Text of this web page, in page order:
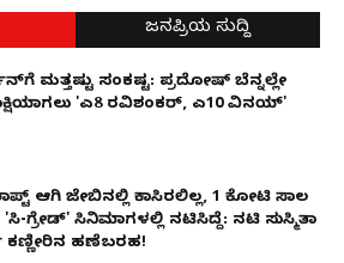
ಜನಪ್ರಿಯ ಸುದ್ದಿ
ಮತ್ತಷ್ಟು ಸಂಕಷ್ಟ: ಪ್ರದೋಷ್ ಬೆನ್ನಲ್ಲೇ
'ಎ8 ರವಿಶಂಕರ್, ಎ10 ವಿನಯ್'
ಆಗಿ ಜೇಬಿನಲ್ಲಿ ಕಾಸಿರಲಿಲ್ಲ, ₹1 ಕೋಟಿ ಸಾಲ
'ಸಿ-ಗ್ರೇಡ್' ಸಿನಿಮಾಗಳಲ್ಲಿ ನಟಿಸಿದ್ದೆ: ನಟಿ ಸುಸ್ಮಿತಾ
ಹಣೆಬರಹ!